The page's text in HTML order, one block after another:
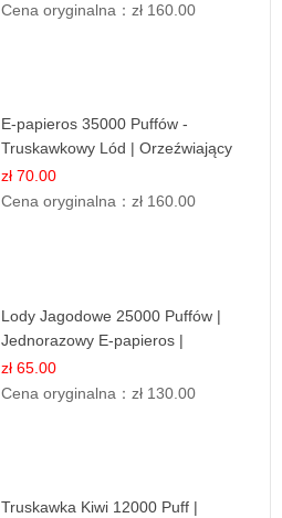
Cena oryginalna：zł 160.00
E-papieros 35000 Puffów -
Truskawkowy Lód | Orzeźwiający
Smak
zł 70.00
Cena oryginalna：zł 160.00
Lody Jagodowe 25000 Puffów |
Jednorazowy E-papieros |
Deserowy Smak
zł 65.00
Cena oryginalna：zł 130.00
Truskawka Kiwi 12000 Puff |